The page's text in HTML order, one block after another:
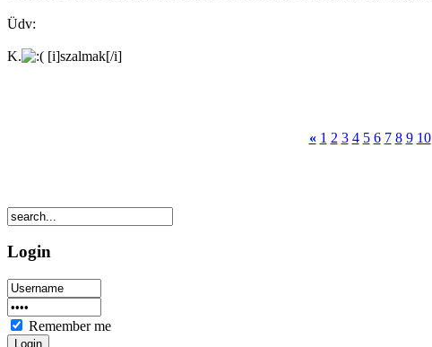
Üdv:
K. [i]szalmak[/i]
« 1 2 3 4 5 6 7 8 9 10
Login
Remember me